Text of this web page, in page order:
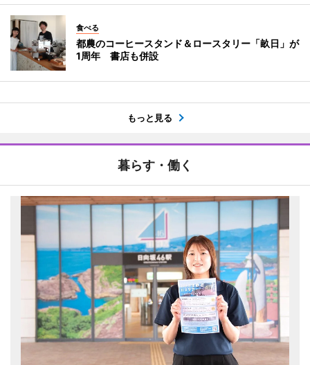
食べる
都農のコーヒースタンド＆ロースタリー「畝日」が
1周年 書店も併設
もっと見る
暮らす・働く